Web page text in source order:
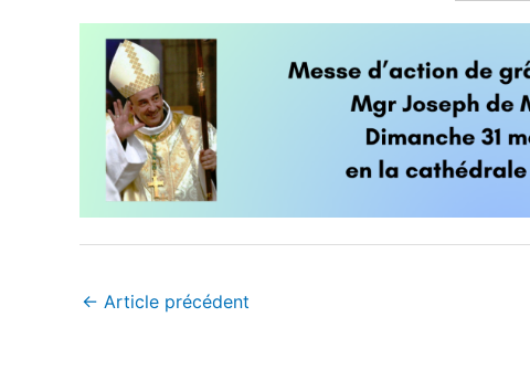
← Article précédent